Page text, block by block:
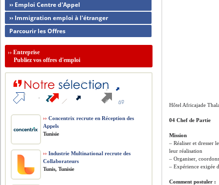
Hôtel Africajade
04 Chef de Partie
Mission
– Réaliser et dresser
leur réalisation
– Organiser,
– Expérience exigée
Comment postuler :
›› Emploi Centre d'Appel
›› Immigration emploi à l'étranger
Parcourir les Offres
››Entreprise
Publiez vos offres d'emploi
›› Concentrix recrute en Réception des
Appels
Tunisie
›› Industrie Multinational recrute des
Collaborateurs
Tunis, Tunisie